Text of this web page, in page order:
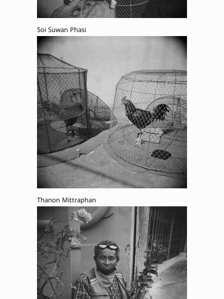
Soi Suwan Phasi
Thanon Mittraphan